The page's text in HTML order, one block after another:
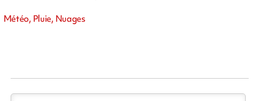
Météo, Pluie, Nuages